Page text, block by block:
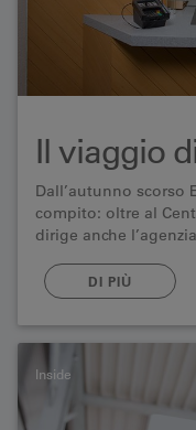
Il viaggio
Dall’autunno scorso
compito: oltre al
dirige anche
al passato.
DI PIÙ
Inside